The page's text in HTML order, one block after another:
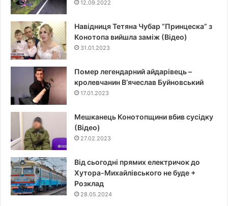
12.09.2022
Навідниця Тетяна Чубар “Принцеска” з
Конотопа вийшла заміж (Відео)
31.01.2023
Помер легендарний айдарівець –
кролевчанин В‘ячеслав Буйновський
17.01.2023
Мешканець Конотопщини вбив сусідку
(Відео)
27.02.2023
Від сьогодні прямих електричок до
Хутора-Михайлівського не буде +
Розклад
28.05.2024